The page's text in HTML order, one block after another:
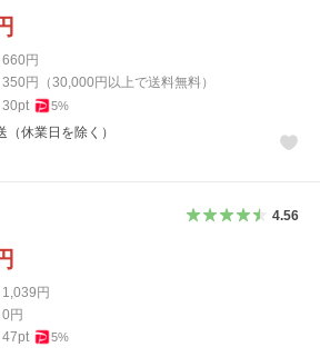
660円
350円 （30,000円以上で送料無料）
30pt 5%
休業日を除く）
4.56
1,039円
0円
47pt 5%